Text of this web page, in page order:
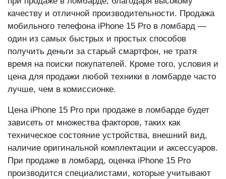
качеству и отличной производительности. Продажа
мобильного телефона iPhone 15 Pro в ломбард —
один из самых быстрых и простых способов
получить деньги за старый смартфон, не тратя
время на поиски покупателей. Кроме того, условия и
цена для продажи любой техники в ломбарде часто
лучше, чем в комиссионке.
Цена iPhone 15 Pro при продаже в ломбарде будет
зависеть от множества факторов, таких как
техническое состояние устройства, внешний вид,
наличие оригинальной комплектации и аксессуаров.
При продаже в ломбард, оценка iPhone 15 Pro
производится специалистами, которые учитывают